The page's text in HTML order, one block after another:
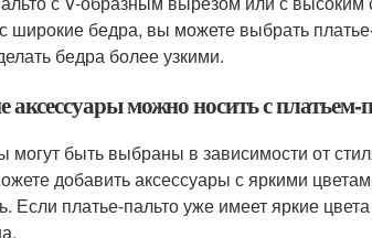
широкие бедра, вы можете выбрать
бедра более узкими.
аксессуары можно носить с платьем-
могут быть выбраны в зависимости от
добавить аксессуары с яркими
Если платье-пальто уже имеет яркие